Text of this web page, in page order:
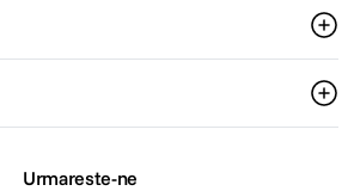
Urmareste-ne